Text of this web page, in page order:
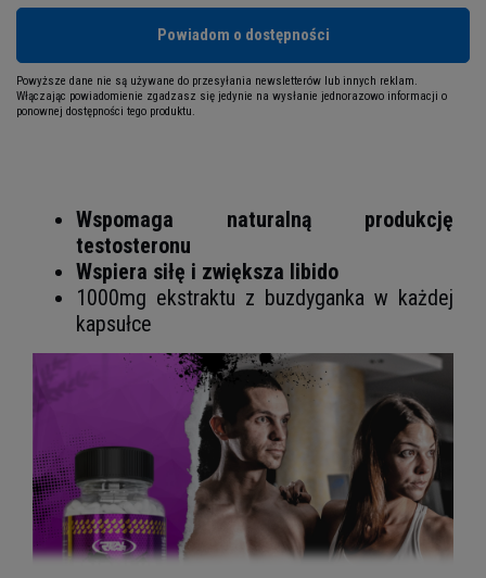
Powiadom o dostępności
Powyższe dane nie są używane do przesyłania newsletterów lub innych reklam.
Włączając powiadomienie zgadzasz się jedynie na wysłanie jednorazowo informacji o
ponownej dostępności tego produktu.
Wspomaga naturalną produkcję
testosteronu
Wspiera siłę i zwiększa libido
1000mg ekstraktu z buzdyganka w każdej
kapsułce